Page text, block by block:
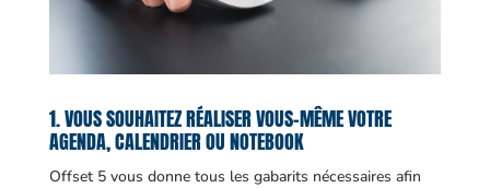
1. VOUS SOUHAITEZ RÉALISER VOUS-MÊME VOTRE
AGENDA, CALENDRIER OU NOTEBOOK
Offset 5 vous donne tous les gabarits nécessaires afin